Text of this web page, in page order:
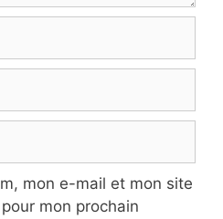
mon e-mail et mon site
mon prochain